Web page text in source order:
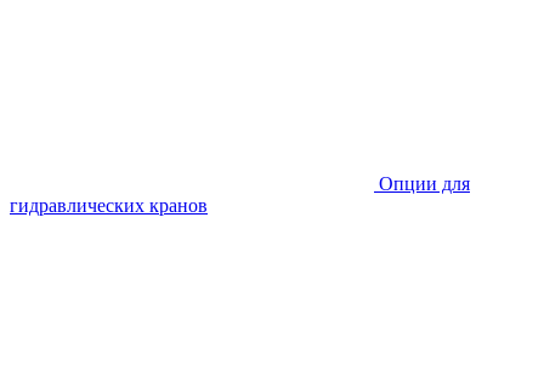
Опции для
гидравлических кранов